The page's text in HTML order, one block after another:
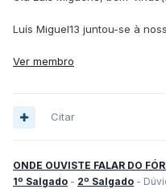
Luís Miguel13 juntou-se à
Ver membro
Citar
ONDE OUVISTE FALAR DO
1º Salgado - 2º Salgado -